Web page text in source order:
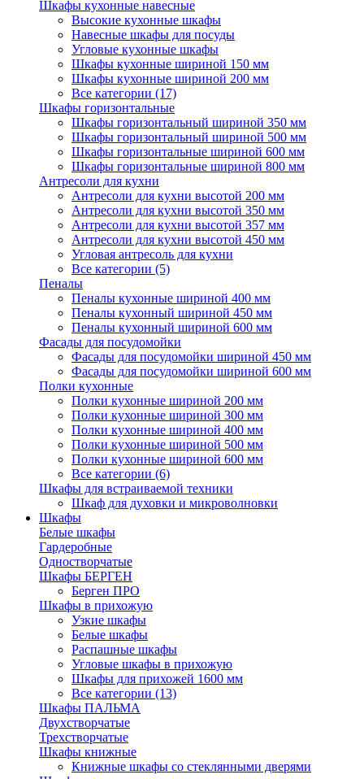
Шкафы кухонные навесные
Высокие кухонные шкафы
Навесные шкафы для посуды
Угловые кухонные шкафы
Шкафы кухонные шириной 150 мм
Шкафы кухонные шириной 200 мм
Все категории (17)
Шкафы горизонтальные
Шкафы горизонтальный шириной 350 мм
Шкафы горизонтальный шириной 500 мм
Шкафы горизонтальные шириной 600 мм
Шкафы горизонтальные шириной 800 мм
Антресоли для кухни
Антресоли для кухни высотой 200 мм
Антресоли для кухни высотой 350 мм
Антресоли для кухни высотой 357 мм
Антресоли для кухни высотой 450 мм
Угловая антресоль для кухни
Все категории (5)
Пеналы
Пеналы кухонные шириной 400 мм
Пеналы кухонный шириной 450 мм
Пеналы кухонный шириной 600 мм
Фасады для посудомойки
Фасады для посудомойки шириной 450 мм
Фасады для посудомойки шириной 600 мм
Полки кухонные
Полки кухонные шириной 200 мм
Полки кухонные шириной 300 мм
Полки кухонные шириной 400 мм
Полки кухонные шириной 500 мм
Полки кухонные шириной 600 мм
Все категории (6)
Шкафы для встраиваемой техники
Шкаф для духовки и микроволновки
Шкафы
Белые шкафы
Гардеробные
Одностворчатые
Шкафы БЕРГЕН
Берген ПРО
Шкафы в прихожую
Узкие шкафы
Белые шкафы
Распашные шкафы
Угловые шкафы в прихожую
Шкафы для прихожей 1600 мм
Все категории (13)
Шкафы ПАЛЬМА
Двухстворчатые
Трехстворчатые
Шкафы книжные
Книжные шкафы со стеклянными дверями